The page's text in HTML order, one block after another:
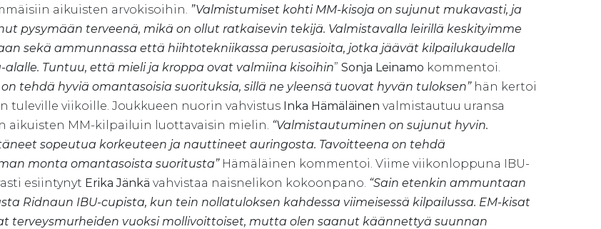
aikuisten arvokisoihin. ”Valmistumiset kohti MM-kisoja on sujunut mukavasti, ja
pysymään terveenä, mikä on ollut ratkaisevin tekijä. Valmistavalla leirillä keskityimme
sekä ammunnassa että hiihtotekniikassa perusasioita, jotka jäävät kilpailukaudella
Tuntuu, että mieli ja kroppa ovat valmiina kisoihin” Sonja Leinamo kommentoi.
tehdä hyviä omantasoisia suorituksia, sillä ne yleensä tuovat hyvän tuloksen”hän kertoi
tuleville viikoille. Joukkueen nuorin vahvistus Inka Hämäläinen valmistautuu uransa
aikuisten MM-kilpailuin luottavaisin mielin. “Valmistautuminen on sujunut hyvin.
sopeutua korkeuteen ja nauttineet auringosta. Tavoitteena on tehdä
monta omantasoista suoritusta”Hämäläinen kommentoi. Viime viikonloppuna IBU-
esiintynyt Erika Jänkä vahvistaa naisnelikon kokoonpano. “Sain etenkin ammuntaan
Ridnaun IBU-cupista, kun tein nollatuloksen kahdessa viimeisessä kilpailussa. EM-kisat
terveysmurheiden vuoksi mollivoittoiset, mutta olen saanut käännettyä suunnan